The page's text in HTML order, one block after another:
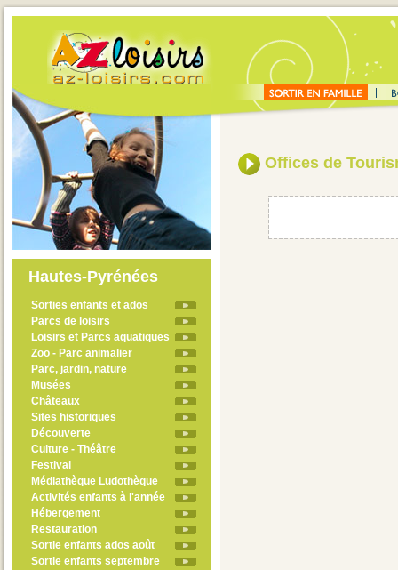
Hautes-Pyrénées
Sorties enfants et ados
Parcs de loisirs
Loisirs et Parcs aquatiques
Zoo - Parc animalier
Parc, jardin, nature
Musées
Châteaux
Sites historiques
Découverte
Culture - Théâtre
Festival
Médiathèque Ludothèque
Activités enfants à l'année
Hébergement
Restauration
Sortie enfants ados août
Sortie enfants septembre
Offices de